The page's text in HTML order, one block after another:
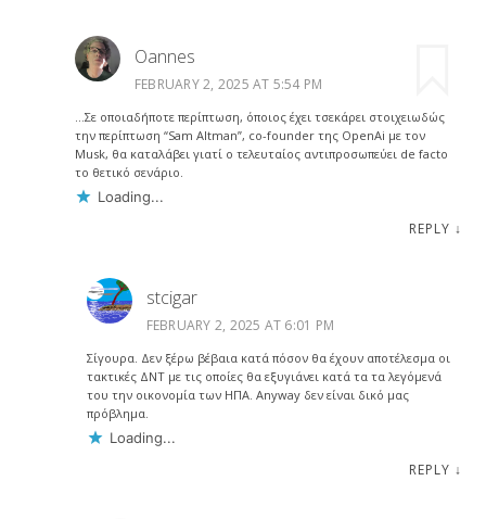
Oannes
FEBRUARY 2, 2025 AT 5:54 PM
…Σε οποιαδήποτε περίπτωση, όποιος έχει τσεκάρει στοιχειωδώς
την περίπτωση “Sam Altman”, co-founder της OpenAi με τον
Musk, θα καταλάβει γιατί ο τελευταίος αντιπροσωπεύει de facto
το θετικό σενάριο.
Loading...
REPLY ↓
stcigar
FEBRUARY 2, 2025 AT 6:01 PM
Σίγουρα. Δεν ξέρω βέβαια κατά πόσον θα έχουν αποτέλεσμα οι
τακτικές ΔΝΤ με τις οποίες θα εξυγιάνει κατά τα τα λεγόμενά
του την οικονομία των ΗΠΑ. Anyway δεν είναι δικό μας
πρόβλημα.
Loading...
REPLY ↓